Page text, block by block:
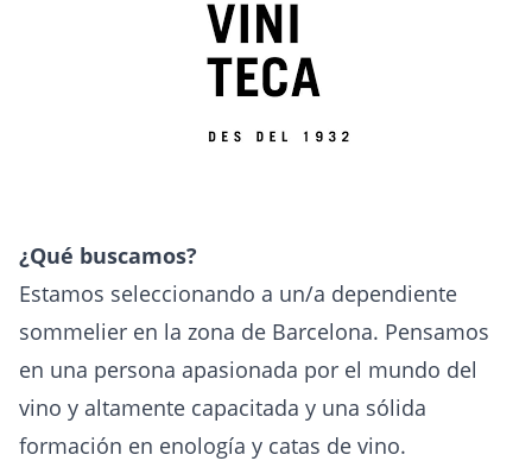
¿Qué buscamos?
Estamos seleccionando a un/a dependiente
sommelier en la zona de Barcelona. Pensamos
en una persona apasionada por el mundo del
vino y altamente capacitada y una sólida
formación en enología y catas de vino.